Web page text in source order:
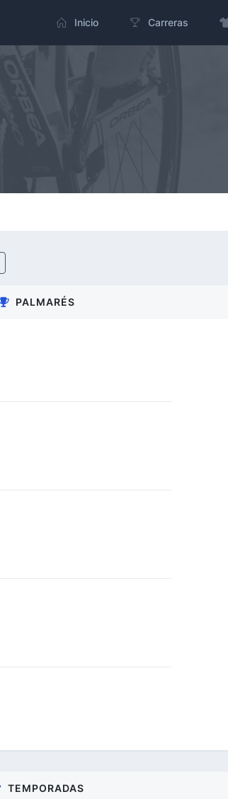
Inicio Carreras
PALMARÉS
TEMPORADAS